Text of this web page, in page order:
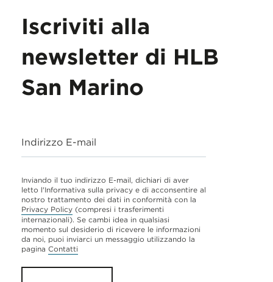
Iscriviti alla
newsletter di HLB
San Marino
Indirizzo E-mail
Inviando il tuo indirizzo E-mail, dichiari di aver
letto l'Informativa sulla privacy e di acconsentire al
nostro trattamento dei dati in conformità con la
Privacy Policy (compresi i trasferimenti
internazionali). Se cambi idea in qualsiasi
momento sul desiderio di ricevere le informazioni
da noi, puoi inviarci un messaggio utilizzando la
pagina Contatti